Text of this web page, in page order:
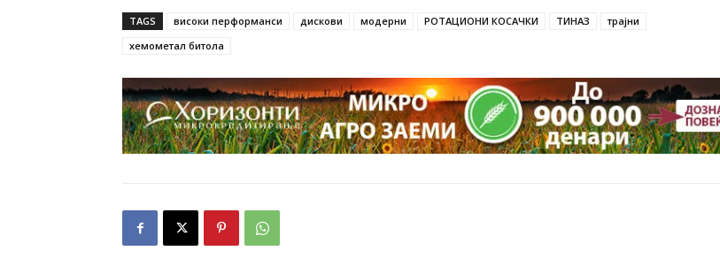
TAGS високи перформанси дискови модерни РОТАЦИОНИ КОСАЧКИ ТИНАЗ
трајни
хемометал битола